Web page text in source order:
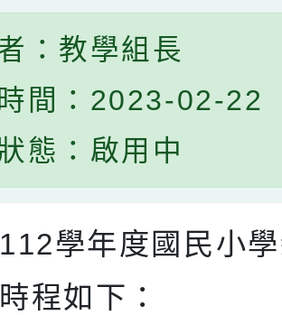
：教學組長
間：2023-02-22
態：啟用中
學年度國民小
程如下：